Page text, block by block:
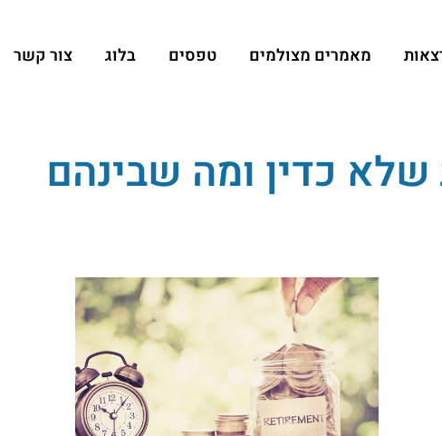
מאמרים מצולמים טפסים בלוג צור קשר
שלא כדין ומה שבינהם